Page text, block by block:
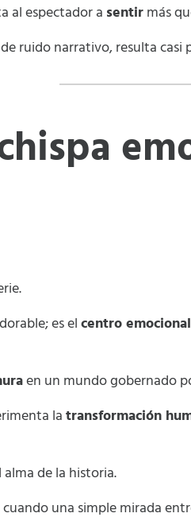
al espectador a sentirmás
ruido narrativo, resulta casi
es elcentro emocional
en un mundo gobernado
latransformación
de la historia.
una simple mirada